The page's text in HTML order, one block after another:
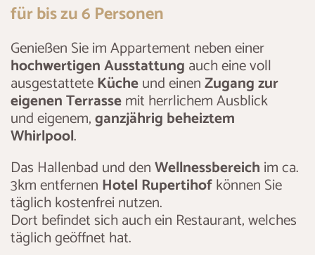
für bis zu 6 Personen
Genießen Sie im Appartement neben einer
hochwertigen Ausstattung auch eine voll
ausgestatteteKücheund einenZugang zur
eigenen Terrassemit herrlichem Ausblick
und eigenem,ganzjährig beheiztem
Whirlpool.
Das Hallenbad und denWellnessbereich im ca.
3km entfernen Hotel Rupertihofkönnen Sie
täglich kostenfrei nutzen.
Dort befindet sich auch ein Restaurant, welches
täglich geöffnet hat.